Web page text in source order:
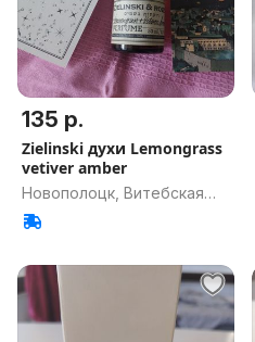
135 р.
Zielinski духи Lemongrass
vetiver amber
Новополоцк, Витебская
обл.